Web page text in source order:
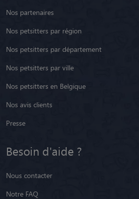
Nos partenaires
Nos petsitters par région
Nos petsitters par département
Nos petsitters par ville
Nos petsitters en Belgique
Nos avis clients
Presse
Besoin d'aide ?
Nous contacter
Notre FAQ